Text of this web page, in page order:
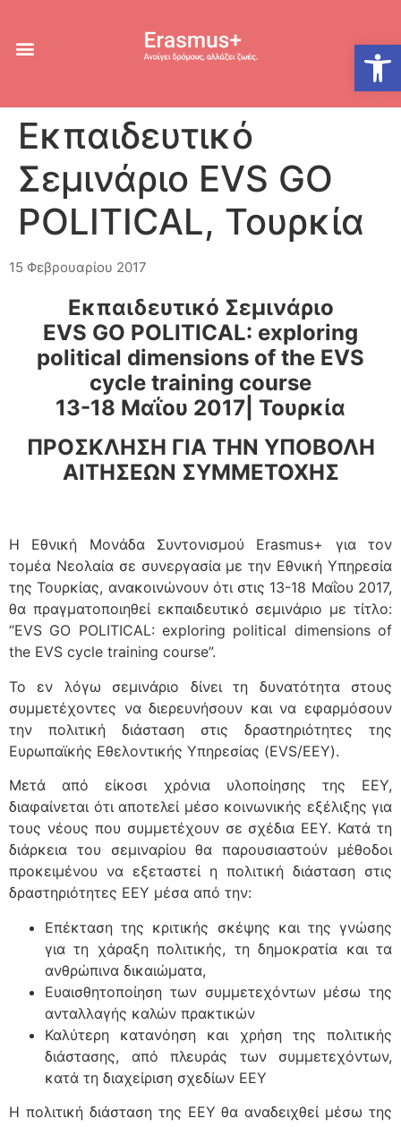
Εκπαιδευτικό
Σεμινάριο EVS GO
POLITICAL, Τουρκία
15 Φεβρουαρίου 2017
Εκπαιδευτικό Σεμινάριο
EVS GO POLITICAL: exploring
political dimensions of the EVS
cycle training course
13-18 Μαΐου 2017| Τουρκία
ΠΡΟΣΚΛΗΣΗ ΓΙΑ ΤΗΝ ΥΠΟΒΟΛΗ
ΑΙΤΗΣΕΩΝ ΣΥΜΜΕΤΟΧΗΣ
Η Εθνική Μονάδα Συντονισμού Erasmus+ για τον
τομέα Νεολαία σε συνεργασία με την Εθνική Υπηρεσία
της Τουρκίας, ανακοινώνουν ότι στις 13-18 Μαΐου 2017,
θα πραγματοποιηθεί εκπαιδευτικό σεμινάριο με τίτλο:
“EVS GO POLITICAL: exploring political dimensions of
the EVS cycle training course”.
Το εν λόγω σεμινάριο δίνει τη δυνατότητα στους
συμμετέχοντες να διερευνήσουν και να εφαρμόσουν
την πολιτική διάσταση στις δραστηριότητες της
Ευρωπαϊκής Εθελοντικής Υπηρεσίας (EVS/EEY).
Μετά από είκοσι χρόνια υλοποίησης της ΕΕΥ,
διαφαίνεται ότι αποτελεί μέσο κοινωνικής εξέλιξης για
τους νέους που συμμετέχουν σε σχέδια ΕΕΥ. Κατά τη
διάρκεια του σεμιναρίου θα παρουσιαστούν μέθοδοι
προκειμένου να εξεταστεί η πολιτική διάσταση στις
δραστηριότητες ΕΕΥ μέσα από την:
Επέκταση της κριτικής σκέψης και της γνώσης
για τη χάραξη πολιτικής, τη δημοκρατία και τα
ανθρώπινα δικαιώματα,
Ευαισθητοποίηση των συμμετεχόντων μέσω της
ανταλλαγής καλών πρακτικών
Καλύτερη κατανόηση και χρήση της πολιτικής
διάστασης, από πλευράς των συμμετεχόντων,
κατά τη διαχείριση σχεδίων EEY
Η πολιτική διάσταση της ΕΕΥ θα αναδειχθεί μέσω της